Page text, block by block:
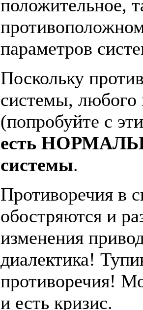
положительное,
параметров
Поскольку
системы, любого
(попробуйте с
есть
системы.
Противоречия в
обостряются и
изменения
диалектика!
противоречия!
и есть кризис.